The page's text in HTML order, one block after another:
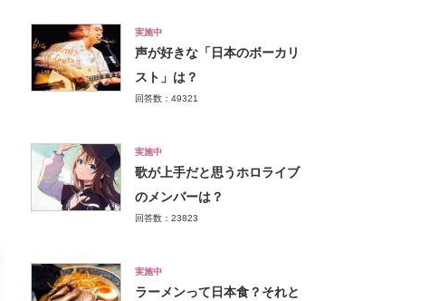
実施中
声が好きな「日本のボーカリ
スト」は？
回答数：49321
実施中
歌が上手だと思うホロライブ
のメンバーは？
回答数：23823
実施中
ラーメンって日本食？それと